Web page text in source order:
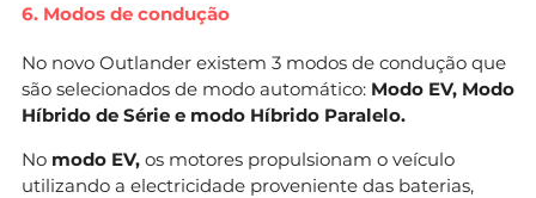
6. Modos de condução
No novo Outlander existem 3 modos de condução que
são selecionados de modo automático: Modo EV, Modo
Híbrido de Série e modo Híbrido Paralelo.
No modo EV, os motores propulsionam o veículo
utilizando a electricidade proveniente das baterias,